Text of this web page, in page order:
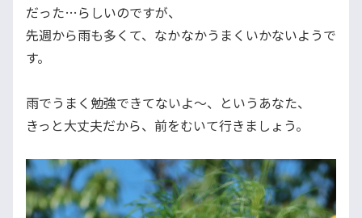
だった…らしいのですが、
先週から雨も多くて、なかなかうまくいかないようで
す。
雨でうまく勉強できてないよ～、というあなた、
きっと大丈夫だから、前をむいて行きましょう。